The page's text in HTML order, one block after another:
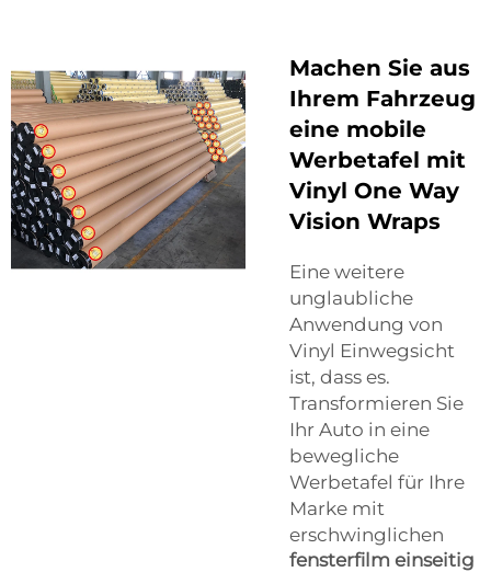
Machen Sie aus
Ihrem Fahrzeug
eine mobile
Werbetafel mit
Vinyl One Way
Vision Wraps
Eine weitere
unglaubliche
Anwendung von
Vinyl Einwegsicht
ist, dass es.
Transformieren Sie
Ihr Auto in eine
bewegliche
Werbetafel für Ihre
Marke mit
erschwinglichen
fensterfilm einseitig